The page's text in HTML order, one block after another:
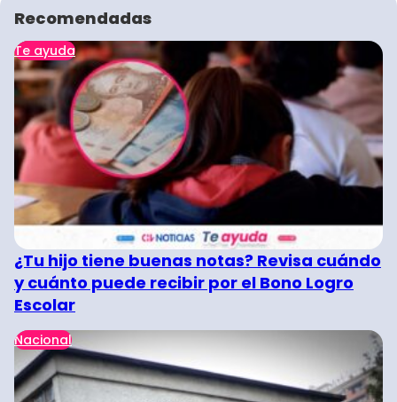
Recomendadas
Te ayuda
¿Tu hijo tiene buenas notas? Revisa cuándo
y cuánto puede recibir por el Bono Logro
Escolar
Nacional